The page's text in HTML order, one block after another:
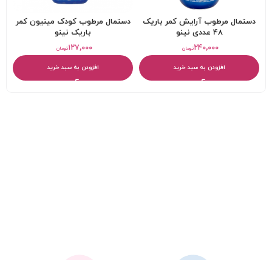
دستمال مرطوب آرايش کمر باريک
48 عددی نینو
تومان۲۴۰,۰۰۰
افزودن به سبد خرید
دستمال مرطوب کودک مینیون کمر
باريک نینو
تومان۱۲۷,۰۰۰
افزودن به سبد خرید